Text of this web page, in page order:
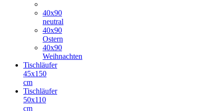
40x90
neutral
40x90
Ostern
40x90
Weihnachten
Tischläufer
45x150
cm
Tischläufer
50x110
cm